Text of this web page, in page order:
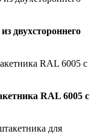
двухстороннего
RAL 6005 с